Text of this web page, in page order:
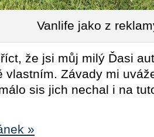
Vanlife jako z
že jsi můj milý Ďasi
vlastním. Závady mi
sis jich nechal i na
»